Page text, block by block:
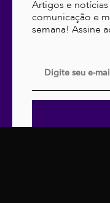
Artigos e
comunicação e
semana! Assine